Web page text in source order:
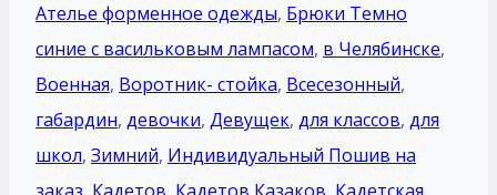
Ателье форменное одежды, Брюки Темно
синие с васильковым лампасом, в Челябинске,
Военная, Воротник- стойка, Всесезонный,
габардин, девочки, Девущек, для классов, для
школ, Зимний, Индивидуальный Пошив на